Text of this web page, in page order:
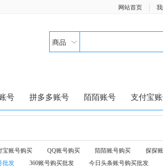
网站首页
商品
号 拼多多账号 陌陌账号 支付宝
宝账号购买 QQ账号购买 陌陌账号购买 探探
批发 360账号购买批发 今日头条账号购买批发